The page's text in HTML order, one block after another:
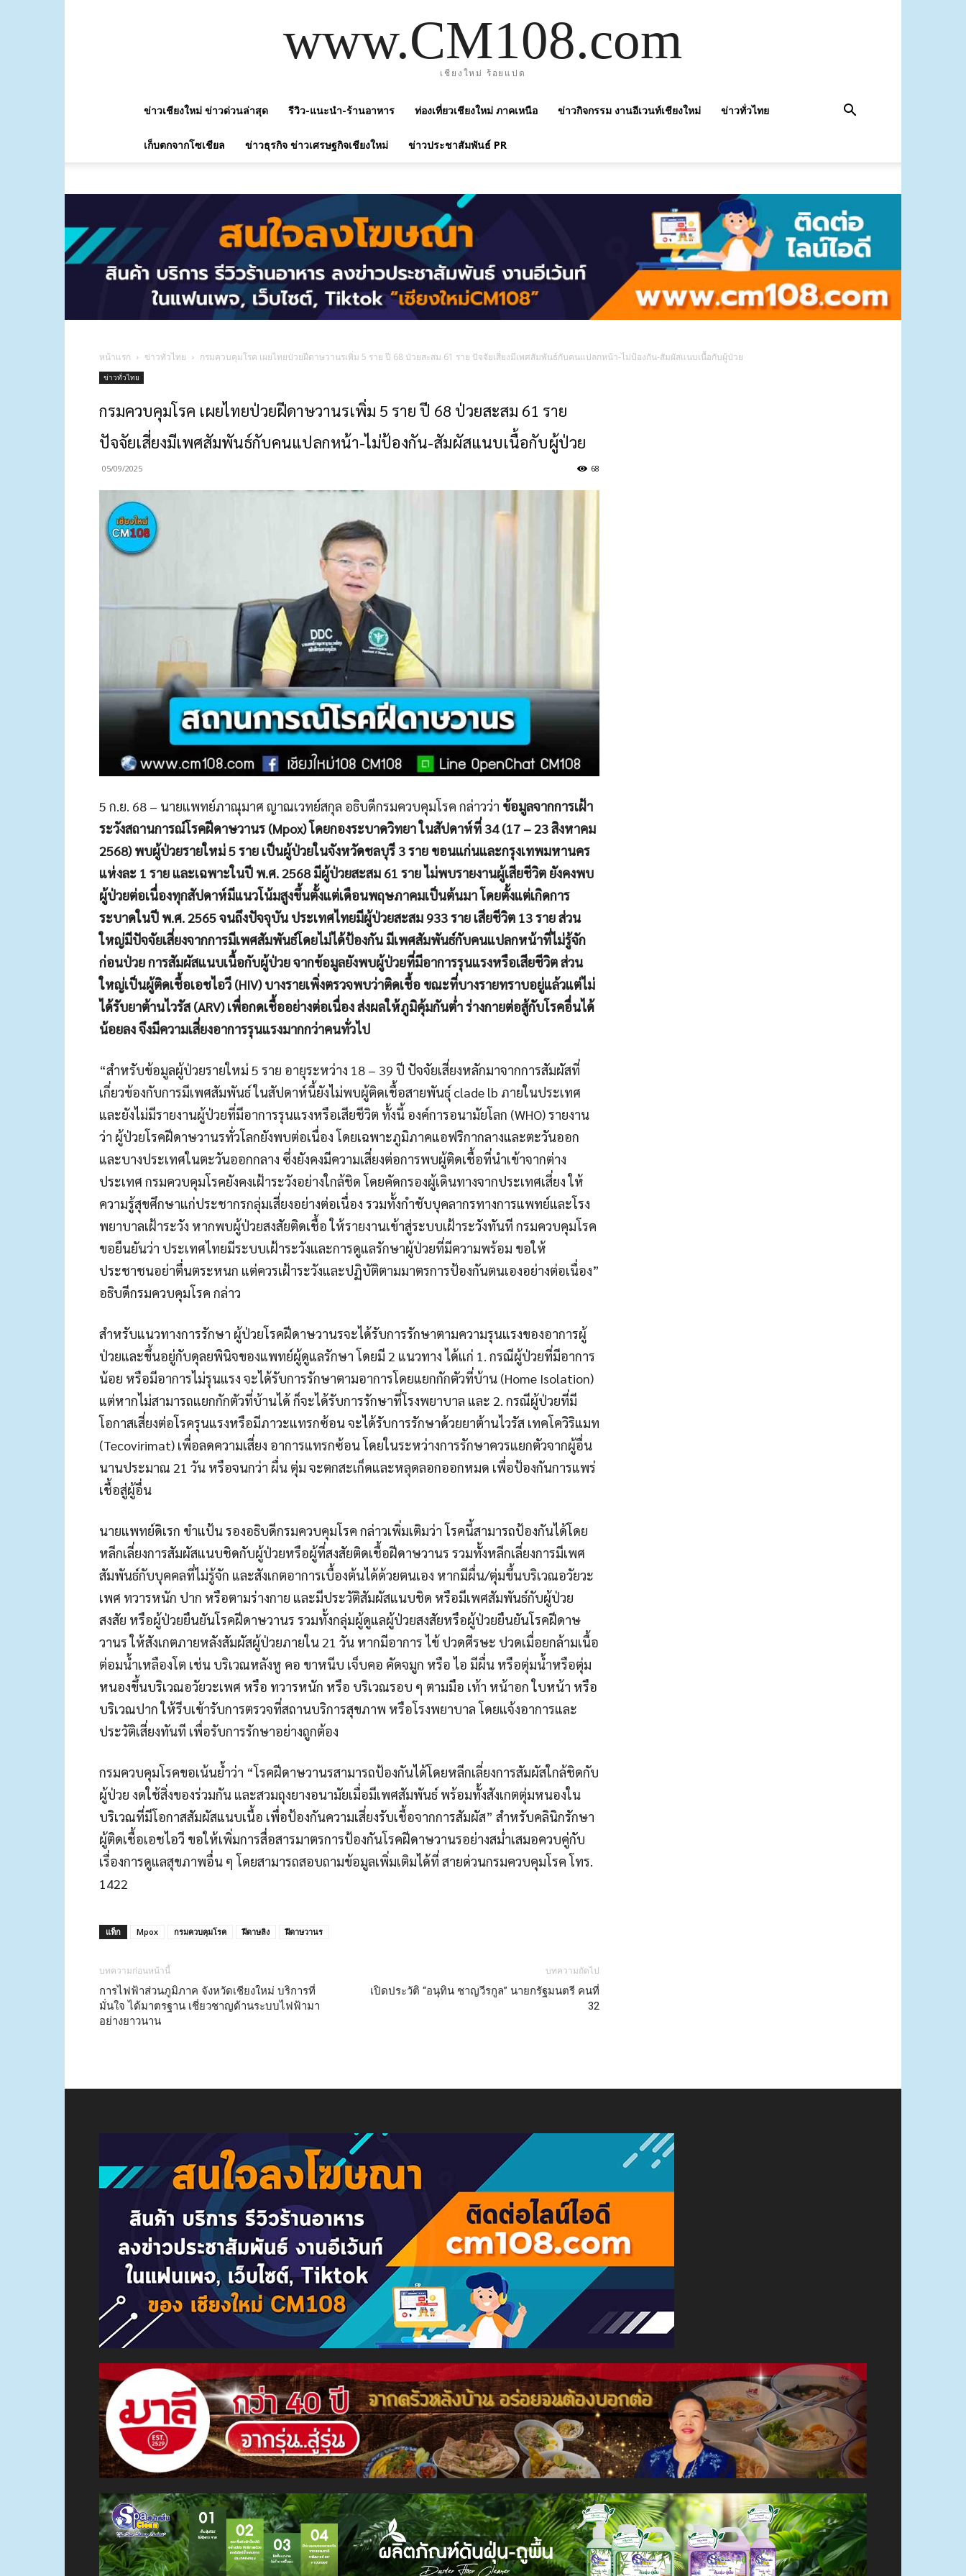
www.CM108.com
เชียงใหม่ ร้อยแปด
ข่าวเชียงใหม่ ข่าวด่วนล่าสุด รีวิว-แนะนำ-ร้านอาหาร ท่องเที่ยวเชียงใหม่ ภาคเหนือ ข่าวกิจกรรม งานอีเวนท์เชียงใหม่ ข่าวทั่วไทย
เก็บตกจากโซเชียล ข่าวธุรกิจ ข่าวเศรษฐกิจเชียงใหม่ ข่าวประชาสัมพันธ์ PR
หน้าแรก ข่าวทั่วไทย กรมควบคุมโรค เผยไทยป่วยฝีดาษวานรเพิ่ม 5 ราย ปี 68 ป่วยสะสม 61 ราย ปัจจัยเสี่ยงมีเพศสัมพันธ์กับคนแปลกหน้า-ไม่ป้องกัน-สัมผัสแนบเนื้อกับผู้ป่วย
ข่าวทั่วไทย
กรมควบคุมโรค เผยไทยป่วยฝีดาษวานรเพิ่ม 5 ราย ปี 68 ป่วยสะสม 61 ราย
ปัจจัยเสี่ยงมีเพศสัมพันธ์กับคนแปลกหน้า-ไม่ป้องกัน-สัมผัสแนบเนื้อกับผู้ป่วย
05/09/2025 68
5 ก.ย. 68 – นายแพทย์ภาณุมาศ ญาณเวทย์สกุล อธิบดีกรมควบคุมโรค กล่าวว่า ข้อมูลจากการเฝ้า
ระวังสถานการณ์โรคฝีดาษวานร (Mpox) โดยกองระบาดวิทยา ในสัปดาห์ที่ 34 (17 – 23 สิงหาคม
2568) พบผู้ป่วยรายใหม่ 5 ราย เป็นผู้ป่วยในจังหวัดชลบุรี 3 ราย ขอนแก่นและกรุงเทพมหานคร
แห่งละ 1 ราย และเฉพาะในปี พ.ศ. 2568 มีผู้ป่วยสะสม 61 ราย ไม่พบรายงานผู้เสียชีวิต ยังคงพบ
ผู้ป่วยต่อเนื่องทุกสัปดาห์มีแนวโน้มสูงขึ้นตั้งแต่เดือนพฤษภาคมเป็นต้นมา โดยตั้งแต่เกิดการ
ระบาดในปี พ.ศ. 2565 จนถึงปัจจุบัน ประเทศไทยมีผู้ป่วยสะสม 933 ราย เสียชีวิต 13 ราย ส่วน
ใหญ่มีปัจจัยเสี่ยงจากการมีเพศสัมพันธ์โดยไม่ได้ป้องกัน มีเพศสัมพันธ์กับคนแปลกหน้าที่ไม่รู้จัก
ก่อนป่วย การสัมผัสแนบเนื้อกับผู้ป่วย จากข้อมูลยังพบผู้ป่วยที่มีอาการรุนแรงหรือเสียชีวิต ส่วน
ใหญ่เป็นผู้ติดเชื้อเอชไอวี (HIV) บางรายเพิ่งตรวจพบว่าติดเชื้อ ขณะที่บางรายทราบอยู่แล้วแต่ไม่
ได้รับยาต้านไวรัส (ARV) เพื่อกดเชื้ออย่างต่อเนื่อง ส่งผลให้ภูมิคุ้มกันต่ำ ร่างกายต่อสู้กับโรคอื่นได้
น้อยลง จึงมีความเสี่ยงอาการรุนแรงมากกว่าคนทั่วไป
“สำหรับข้อมูลผู้ป่วยรายใหม่ 5 ราย อายุระหว่าง 18 – 39 ปี ปัจจัยเสี่ยงหลักมาจากการสัมผัสที่
เกี่ยวข้องกับการมีเพศสัมพันธ์ ในสัปดาห์นี้ยังไม่พบผู้ติดเชื้อสายพันธุ์ clade lb ภายในประเทศ
และยังไม่มีรายงานผู้ป่วยที่มีอาการรุนแรงหรือเสียชีวิต ทั้งนี้ องค์การอนามัยโลก (WHO) รายงาน
ว่า ผู้ป่วยโรคฝีดาษวานรทั่วโลกยังพบต่อเนื่อง โดยเฉพาะภูมิภาคแอฟริกากลางและตะวันออก
และบางประเทศในตะวันออกกลาง ซึ่งยังคงมีความเสี่ยงต่อการพบผู้ติดเชื้อที่นำเข้าจากต่าง
ประเทศ กรมควบคุมโรคยังคงเฝ้าระวังอย่างใกล้ชิด โดยคัดกรองผู้เดินทางจากประเทศเสี่ยง ให้
ความรู้สุขศึกษาแก่ประชากรกลุ่มเสี่ยงอย่างต่อเนื่อง รวมทั้งกำชับบุคลากรทางการแพทย์และโรง
พยาบาลเฝ้าระวัง หากพบผู้ป่วยสงสัยติดเชื้อ ให้รายงานเข้าสู่ระบบเฝ้าระวังทันที กรมควบคุมโรค
ขอยืนยันว่า ประเทศไทยมีระบบเฝ้าระวังและการดูแลรักษาผู้ป่วยที่มีความพร้อม ขอให้
ประชาชนอย่าตื่นตระหนก แต่ควรเฝ้าระวังและปฏิบัติตามมาตรการป้องกันตนเองอย่างต่อเนื่อง”
อธิบดีกรมควบคุมโรค กล่าว
สำหรับแนวทางการรักษา ผู้ป่วยโรคฝีดาษวานรจะได้รับการรักษาตามความรุนแรงของอาการผู้
ป่วยและขึ้นอยู่กับดุลยพินิจของแพทย์ผู้ดูแลรักษา โดยมี 2 แนวทาง ได้แก่ 1. กรณีผู้ป่วยที่มีอาการ
น้อย หรือมีอาการไม่รุนแรง จะได้รับการรักษาตามอาการโดยแยกกักตัวที่บ้าน (Home Isolation)
แต่หากไม่สามารถแยกกักตัวที่บ้านได้ ก็จะได้รับการรักษาที่โรงพยาบาล และ 2. กรณีผู้ป่วยที่มี
โอกาสเสี่ยงต่อโรครุนแรงหรือมีภาวะแทรกซ้อน จะได้รับการรักษาด้วยยาต้านไวรัส เทคโควิริแมท
(Tecovirimat) เพื่อลดความเสี่ยง อาการแทรกซ้อน โดยในระหว่างการรักษาควรแยกตัวจากผู้อื่น
นานประมาณ 21 วัน หรือจนกว่า ผื่น ตุ่ม จะตกสะเก็ดและหลุดลอกออกหมด เพื่อป้องกันการแพร่
เชื้อสู่ผู้อื่น
นายแพทย์ดิเรก ขำแป้น รองอธิบดีกรมควบคุมโรค กล่าวเพิ่มเติมว่า โรคนี้สามารถป้องกันได้โดย
หลีกเลี่ยงการสัมผัสแนบชิดกับผู้ป่วยหรือผู้ที่สงสัยติดเชื้อฝีดาษวานร รวมทั้งหลีกเลี่ยงการมีเพศ
สัมพันธ์กับบุคคลที่ไม่รู้จัก และสังเกตอาการเบื้องต้นได้ด้วยตนเอง หากมีผื่น/ตุ่มขึ้นบริเวณอวัยวะ
เพศ ทวารหนัก ปาก หรือตามร่างกาย และมีประวัติสัมผัสแนบชิด หรือมีเพศสัมพันธ์กับผู้ป่วย
สงสัย หรือผู้ป่วยยืนยันโรคฝีดาษวานร รวมทั้งกลุ่มผู้ดูแลผู้ป่วยสงสัยหรือผู้ป่วยยืนยันโรคฝีดาษ
วานร ให้สังเกตภายหลังสัมผัสผู้ป่วยภายใน 21 วัน หากมีอาการ ไข้ ปวดศีรษะ ปวดเมื่อยกล้ามเนื้อ
ต่อมน้ำเหลืองโต เช่น บริเวณหลังหู คอ ขาหนีบ เจ็บคอ คัดจมูก หรือ ไอ มีผื่น หรือตุ่มน้ำหรือตุ่ม
หนองขึ้นบริเวณอวัยวะเพศ หรือ ทวารหนัก หรือ บริเวณรอบ ๆ ตามมือ เท้า หน้าอก ใบหน้า หรือ
บริเวณปาก ให้รีบเข้ารับการตรวจที่สถานบริการสุขภาพ หรือโรงพยาบาล โดยแจ้งอาการและ
ประวัติเสี่ยงทันที เพื่อรับการรักษาอย่างถูกต้อง
กรมควบคุมโรคขอเน้นย้ำว่า “โรคฝีดาษวานรสามารถป้องกันได้โดยหลีกเลี่ยงการสัมผัสใกล้ชิดกับ
ผู้ป่วย งดใช้สิ่งของร่วมกัน และสวมถุงยางอนามัยเมื่อมีเพศสัมพันธ์ พร้อมทั้งสังเกตตุ่มหนองใน
บริเวณที่มีโอกาสสัมผัสแนบเนื้อ เพื่อป้องกันความเสี่ยงรับเชื้อจากการสัมผัส” สำหรับคลินิกรักษา
ผู้ติดเชื้อเอชไอวี ขอให้เพิ่มการสื่อสารมาตรการป้องกันโรคฝีดาษวานรอย่างสม่ำเสมอควบคู่กับ
เรื่องการดูแลสุขภาพอื่น ๆ โดยสามารถสอบถามข้อมูลเพิ่มเติมได้ที่ สายด่วนกรมควบคุมโรค โทร.
1422
แท็ก Mpox กรมควบคุมโรค ฝีดาษลิง ฝีดาษวานร
บทความก่อนหน้านี้
การไฟฟ้าส่วนภูมิภาค จังหวัดเชียงใหม่ บริการที่
มั่นใจ ได้มาตรฐาน เชี่ยวชาญด้านระบบไฟฟ้ามา
อย่างยาวนาน
บทความถัดไป
เปิดประวัติ “อนุทิน ชาญวีรกูล” นายกรัฐมนตรี คนที่
32